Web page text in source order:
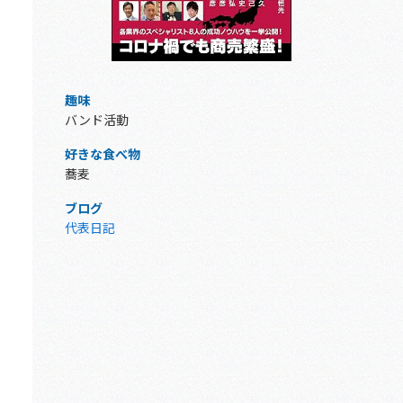
趣味
バンド活動
好きな食べ物
蕎麦
ブログ
代表日記